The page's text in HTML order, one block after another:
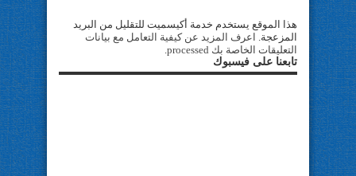
هذا الموقع يستخدم خدمة أكيسميت للتقليل من البريد
المزعجة. اعرف المزيد عن كيفية التعامل مع بيانات
التعليقات الخاصة بك processed
.
تابعنا على فيسبوك